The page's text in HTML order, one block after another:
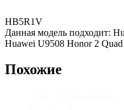
HB5R1V
Данная модель подходит:
Huawei U9508 Honor 2 Quad
Похожие